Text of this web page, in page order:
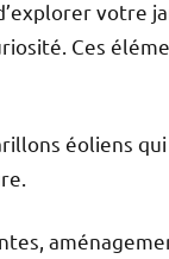
votre
Ces
éoliens